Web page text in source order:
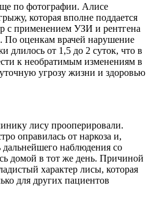
по фотографии. Алисе
которая вполне поддается
с применением УЗИ и рентгена
По оценкам врачей нарушение
длилось от 1,5 до 2 суток, что в
к необратимым изменениям в
угрозу жизни и здоровью
лису прооперировали.
оправилась от наркоза и,
дальнейшего наблюдения со
домой в тот же день. Причиной
характер лисы, которая
для других пациентов